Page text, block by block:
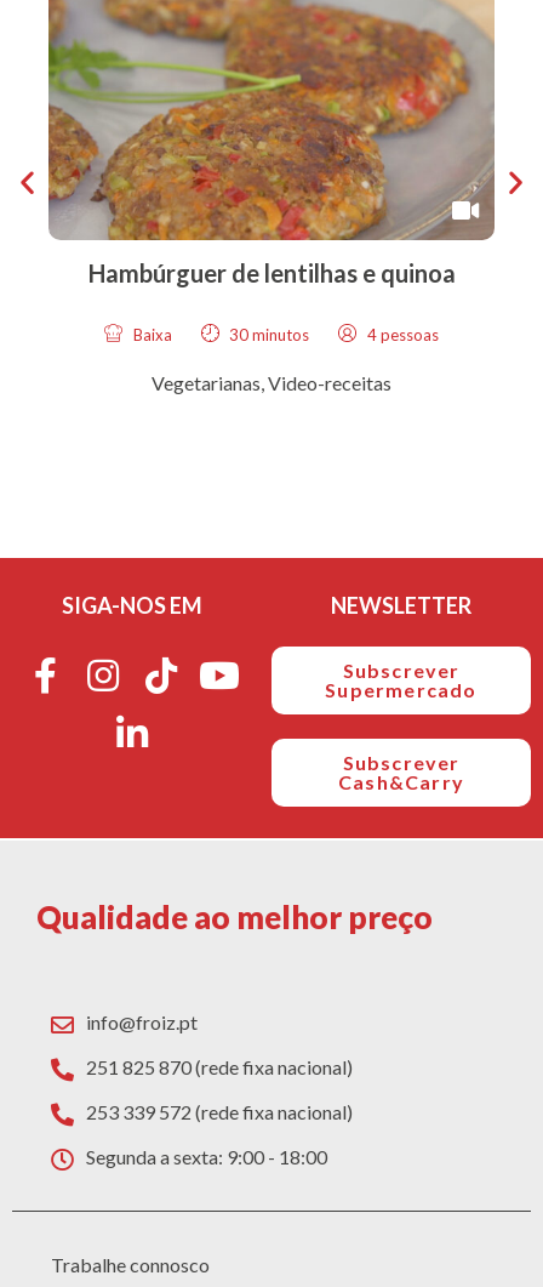
Hambúrguer de lentilhas e quinoa
Baixa 30 minutos 4 pessoas
Vegetarianas,Video-receitas
SIGA-NOS EM NEWSLETTER
Subscrever
Supermercado
Subscrever
Cash&Carry
Qualidade ao melhor preço
info@froiz.pt
251 825 870 (rede fixa nacional)
253 339 572 (rede fixa nacional)
Segunda a sexta: 9:00 - 18:00
Trabalhe connosco